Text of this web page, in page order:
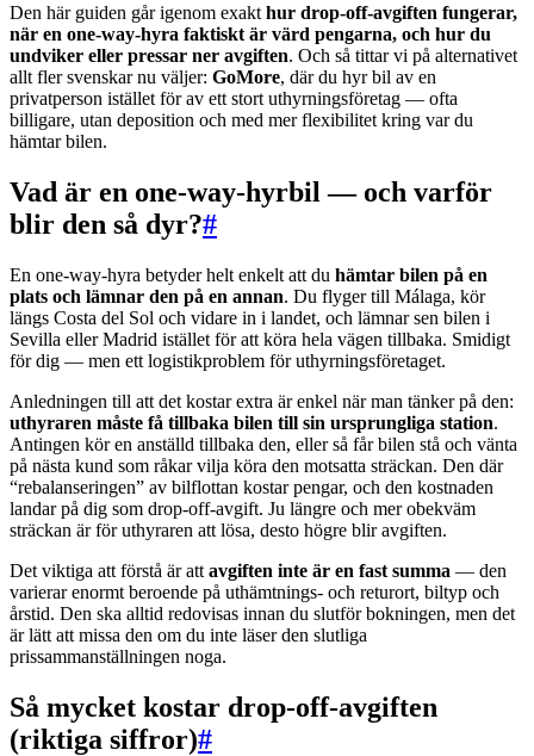
Den här guiden går igenom exakt hur drop-off-avgiften fungerar,
när en one-way-hyra faktiskt är värd pengarna, och hur du
undviker eller pressar ner avgiften. Och så tittar vi på alternativet
allt fler svenskar nu väljer: GoMore, där du hyr bil av en
privatperson istället för av ett stort uthyrningsföretag — ofta
billigare, utan deposition och med mer flexibilitet kring var du
hämtar bilen.
Vad är en one-way-hyrbil — och varför
blir den så dyr?#
En one-way-hyra betyder helt enkelt att du hämtar bilen på en
plats och lämnar den på en annan. Du flyger till Málaga, kör
längs Costa del Sol och vidare in i landet, och lämnar sen bilen i
Sevilla eller Madrid istället för att köra hela vägen tillbaka. Smidigt
för dig — men ett logistikproblem för uthyrningsföretaget.
Anledningen till att det kostar extra är enkel när man tänker på den:
uthyraren måste få tillbaka bilen till sin ursprungliga station.
Antingen kör en anställd tillbaka den, eller så får bilen stå och vänta
på nästa kund som råkar vilja köra den motsatta sträckan. Den där
“rebalanseringen” av bilflottan kostar pengar, och den kostnaden
landar på dig som drop-off-avgift. Ju längre och mer obekväm
sträckan är för uthyraren att lösa, desto högre blir avgiften.
Det viktiga att förstå är att avgiften inte är en fast summa — den
varierar enormt beroende på uthämtnings- och returort, biltyp och
årstid. Den ska alltid redovisas innan du slutför bokningen, men det
är lätt att missa den om du inte läser den slutliga
prissammanställningen noga.
Så mycket kostar drop-off-avgiften
(riktiga siffror)#